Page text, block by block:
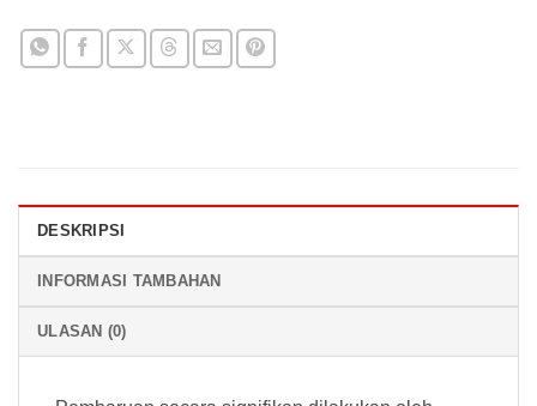
DESKRIPSI
INFORMASI TAMBAHAN
ULASAN (0)